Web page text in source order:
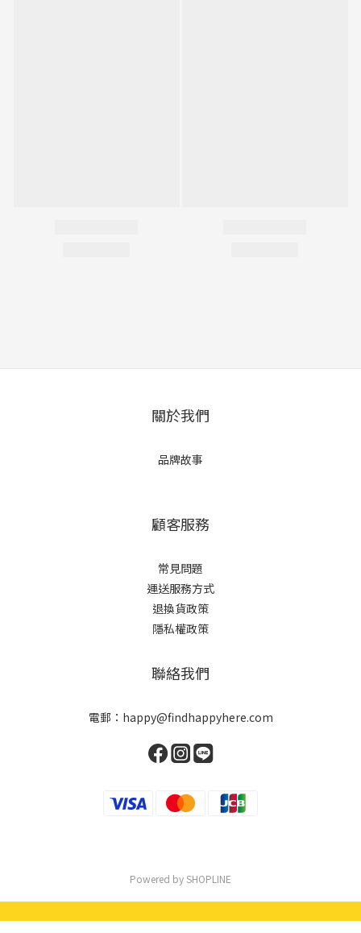
關於我們
品牌故事
顧客服務
常見問題
運送服務方式
退換貨政策
隱私權政策
聯絡我們
電郵：happy@findhappyhere.com
Powered by SHOPLINE